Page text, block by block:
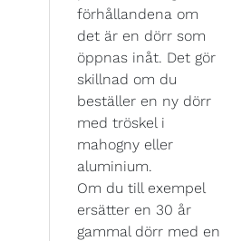
förhållandena om
det är en dörr som
öppnas inåt. Det gör
skillnad om du
beställer en ny dörr
med tröskel i
mahogny eller
aluminium.
Om du till exempel
ersätter en 30 år
gammal dörr med en